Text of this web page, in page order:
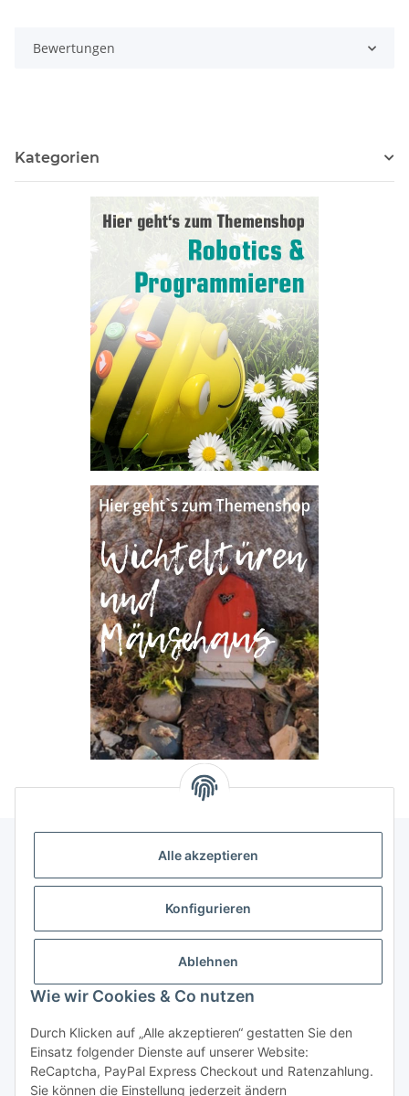
Alle akzeptieren
Konfigurieren
Ablehnen
Wie wir Cookies & Co nutzen
Durch Klicken auf „Alle akzeptieren“ gestatten Sie den
Einsatz folgender Dienste auf unserer Website:
ReCaptcha, PayPal Express Checkout und Ratenzahlung.
Sie können die Einstellung jederzeit ändern
Bewertungen
Kategorien
Allgemeine Informationen
Rechtliche Infomationen
Service
Vertrag widerrufen